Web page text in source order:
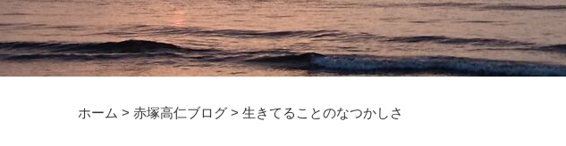
ホーム > 赤塚高仁ブログ > 生きてることのなつかしさ